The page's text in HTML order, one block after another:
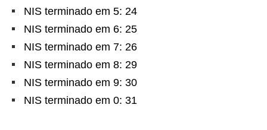
NIS terminado em 5: 24
NIS terminado em 6: 25
NIS terminado em 7: 26
NIS terminado em 8: 29
NIS terminado em 9: 30
NIS terminado em 0: 31